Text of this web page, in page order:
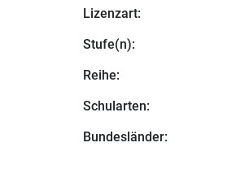
Lizenzart:
Stufe(n):
Reihe:
Schularten:
Bundesländer: